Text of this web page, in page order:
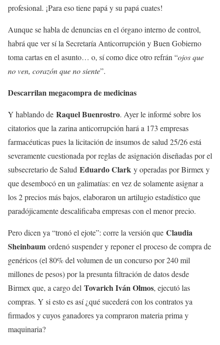
profesional. ¡Para eso tiene papá y su papá cuates!
Aunque se habla de denuncias en el órgano interno de control,
habrá que ver sí la Secretaría Anticorrupción y Buen Gobierno
toma cartas en el asunto… o, sí como dice otro refrán “ojos que
no ven, corazón que no siente”.
Descarrilan megacompra de medicinas
Y hablando de Raquel Buenrostro. Ayer le informé sobre los
citatorios que la zarina anticorrupción hará a 173 empresas
farmacéuticas pues la licitación de insumos de salud 25/26 está
severamente cuestionada por reglas de asignación diseñadas por el
subsecretario de Salud Eduardo Clark y operadas por Birmex y
que desembocó en un galimatías: en vez de solamente asignar a
los 2 precios más bajos, elaboraron un artilugio estadístico que
paradójicamente descalificaba empresas con el menor precio.
Pero dicen ya “tronó el ejote”: corre la versión que Claudia
Sheinbaum ordenó suspender y reponer el proceso de compra de
genéricos (el 80% del volumen de un concurso por 240 mil
millones de pesos) por la presunta filtración de datos desde
Birmex que, a cargo del Tovarich Iván Olmos, ejecutó las
compras. Y si esto es así ¿qué sucederá con los contratos ya
firmados y cuyos ganadores ya compraron materia prima y
maquinaria?